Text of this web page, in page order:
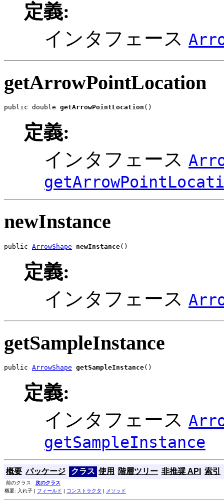
定義:
インタフェース
getArrowPointLocation
public double getArrowPointLocation ()
定義:
インタフェース
newInstance
public ArrowShape newInstance()
定義:
インタフェース
getSampleInstance
public ArrowShape getSampleInstance()
定義:
インタフェース
getSampleInstance
概要 パッケージ クラス 使用 階層ツリー 非推奨 API 索引
前のクラス 次のクラス
概要: 入れ子 | フィールド | コンストラクタ | メソッド